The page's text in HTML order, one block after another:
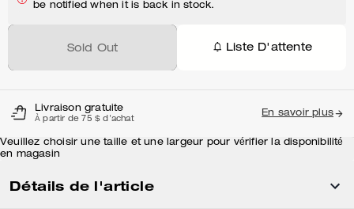
be notified when it is back in stock.
Sold Out Liste D'attente
Livraison gratuite
À partir de 75 $ d'achat
En savoir plus
Veuillez choisir une taille et une largeur pour vérifier la disponibilité
en magasin
Détails de l'article